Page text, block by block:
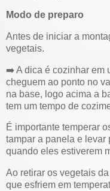
Modo de preparo
Antes de iniciar a
vegetais.
➡️ A dica é cozinhar em
cheguem ao ponto no
na base, logo acima a
tem um tempo de
É importante temperar
tampar a panela e levar
quando eles estiverem
Ao retirar os vegetais
que esfriem em